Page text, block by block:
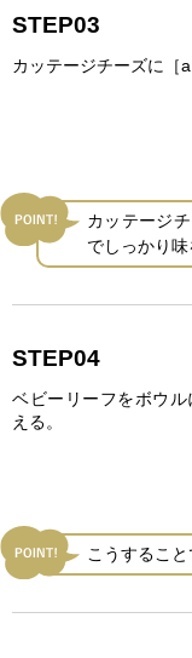
STEP03
カッテージチーズに［a
カッテージ
でしっかり味
STEP04
ベビーリーフをボウ
える。
こうするこ